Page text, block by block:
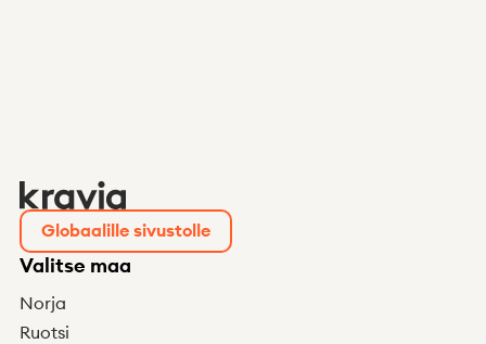
Uutiset
Tietoa meistäApuaQ&A
Ryhdy asiakkaaksiKirjaudu
Vastaanotettu vaatimus?
Globaalille sivustolle
Valitse maa
Norja
Ruotsi